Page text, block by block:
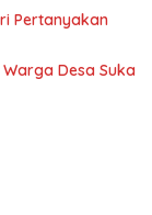
Pertanyakan
Desa Suka